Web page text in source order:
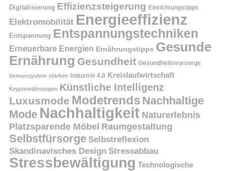
Digitalisierung Effizienzsteigerung Einrichtungstipps
Elektromobilität Energieeffizienz
Entspannung Entspannungstechniken
Erneuerbare Energien Ernährungstipps Gesunde
Ernährung Gesundheit Gesundheitsvorsorge
Immunsystem stärken Industrie 4.0 Kreislaufwirtschaft
Kryptowährungen Künstliche Intelligenz
Luxusmode Modetrends Nachhaltige
Mode Nachhaltigkeit Naturerlebnis
Platzsparende Möbel Raumgestaltung
Selbstfürsorge Selbstreflexion
Skandinavisches Design Stressabbau
Stressbewältigung Technologische